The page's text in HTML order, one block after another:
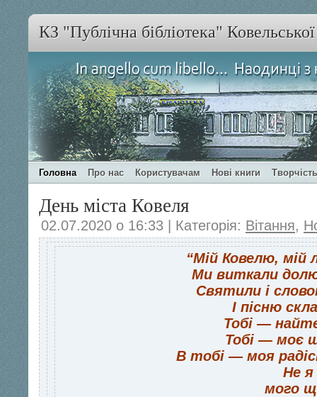
КЗ "Публічна бібліотека"
Головна Про нас Користувачам Нові книги
День міста Ковеля
02.07.2020 о 16:33 | Категорія: Вітання,
“Мій Ковелю, мій
Ми виткали долю
Святили і
І пісню
Тобі —
Тобі — моє
В тобі — моя
Не
мого